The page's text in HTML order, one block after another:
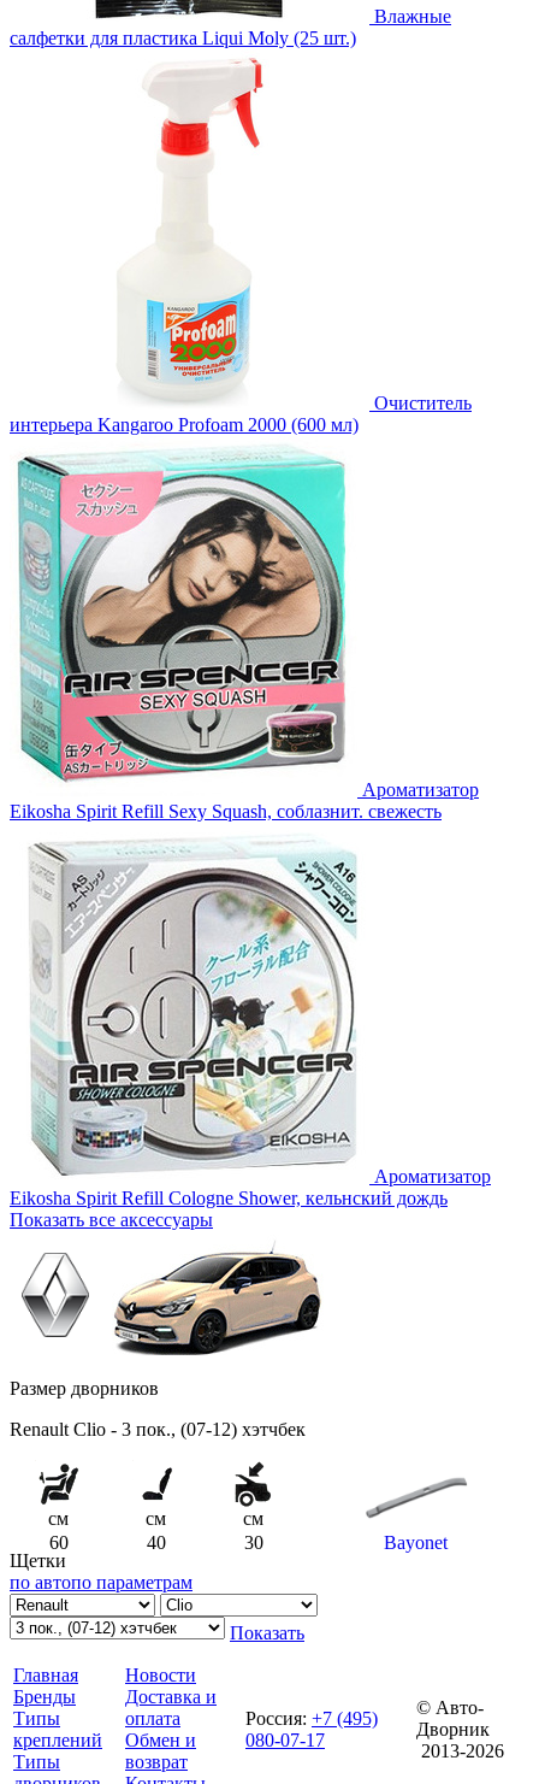
Влажные
салфетки для пластика Liqui Moly (25 шт.)
Очиститель
интерьера Kangaroo Profoam 2000 (600 мл)
Ароматизатор
Eikosha Spirit Refill Sexy Squash, соблазнит. свежесть
Ароматизатор
Eikosha Spirit Refill Cologne Shower, кельнский дождь
Показать все аксессуары
Размер дворников
Renault Clio - 3 пок., (07-12) хэтчбек
см см
см
60
40 30
Bayonet
Щетки
по автопо параметрам
Показать
Главная
Бренды
Типы
креплений
Типы
Новости
Доставка и
оплата
Обмен и
возврат
Россия: +7 (495)
080-07-17
© Авто-
Дворник
2013-2026